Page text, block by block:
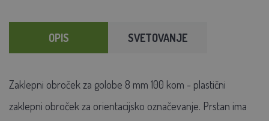
OPIS SVETOVANJE
Zaklepni obroček za golobe 8 mm 100 kom - plastični
zaklepni obroček za orientacijsko označevanje. Prstan ima